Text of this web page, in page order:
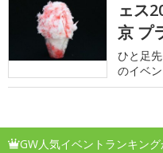
ェス
京 プ
ひと足
のイベン
GW人気イベントランキング